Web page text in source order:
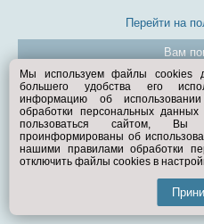
Перейти на
Вам
© Exist.ru
Мы используем файлы cookies
большего удобства его
информацию об
обработки персональных
пользоваться сайтом, Вы
проинформированы об
нашими правилами обработки
отключить файлы cookies в